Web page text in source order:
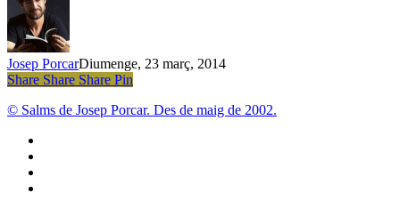
Josep PorcarDiumenge, 23 març, 2014
Share
Share Share Share Pin
© Salms de Josep Porcar. Des de maig de 2002.